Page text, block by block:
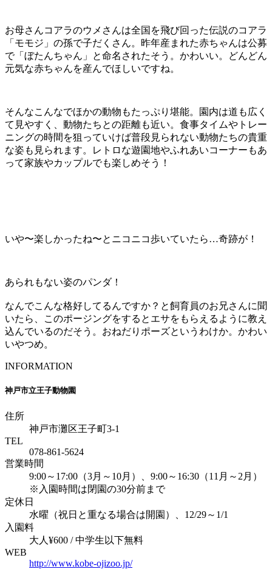
お母さんコアラのウメさんは全国を飛び回った伝説のコアラ
「モモジ」の孫で子だくさん。昨年産まれた赤ちゃんは公募
で「ぼたんちゃん」と命名されたそう。かわいい。どんどん
元気な赤ちゃんを産んでほしいですね。
そんなこんなでほかの動物もたっぷり堪能。園内は道も広く
て見やすく、動物たちとの距離も近い。食事タイムやトレー
ニングの時間を狙っていけば普段見られない動物たちの貴重
な姿も見られます。レトロな遊園地やふれあいコーナーもあ
って家族やカップルでも楽しめそう！
いや〜楽しかったね〜とニコニコ歩いていたら…奇跡が！
あられもない姿のパンダ！
なんでこんな格好してるんですか？と飼育員のお兄さんに聞
いたら、このポージングをするとエサをもらえるように教え
込んでいるのだそう。おねだりポーズというわけか。かわい
いやつめ。
INFORMATION
神戸市立王子動物園
住所
神戸市灘区王子町3-1
TEL
078-861-5624
営業時間
9:00～17:00（3月～10月）、9:00～16:30（11月～2月）
※入園時間は閉園の30分前まで
定休日
水曜（祝日と重なる場合は開園）、12/29～1/1
入園料
大人¥600 / 中学生以下無料
WEB
http://www.kobe-ojizoo.jp/